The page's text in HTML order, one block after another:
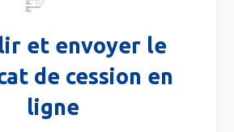
et envoyer le
de cession en
ligne